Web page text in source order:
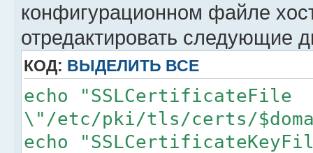
конфигурационном файле
отредактировать следующие
КОД: ВЫДЕЛИТЬ ВСЕ
echo "SSLCertificateFile
\"/etc/pki/tls/certs/
echo